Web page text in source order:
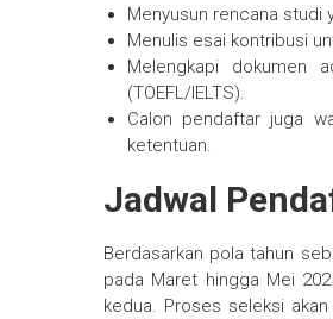
Menyusun rencana studi
Menulis esai kontribusi
Melengkapi dokumen
(TOEFL/IELTS).
Calon pendaftar juga
ketentuan.
Jadwal
Berdasarkan pola tahun
pada Maret hingga Mei
kedua. Proses seleksi